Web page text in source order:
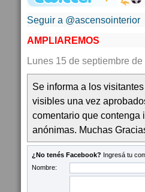
Seguir a @ascensointerior
AMPLIAREMOS
Lunes 15 de septiembre
Se informa a los
visibles una vez
comentario que contenga
anónimas. Muchas
¿No tenés Facebook? Ingresá tu
Nombre: